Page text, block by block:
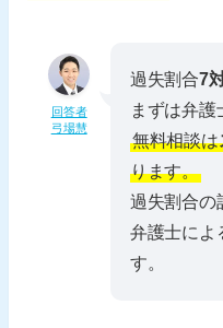
回答者
弓場慧
過失割合7
まずは弁護
無料相談は
ります。
過失割合の
弁護士によ
す。